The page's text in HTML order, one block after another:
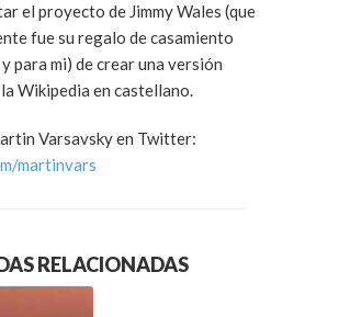
el proyecto de Jimmy Wales (que
fue su regalo de casamiento
para mi) de crear una versión
Wikipedia en castellano.
Varsavsky en Twitter:
martinvars
RELACIONADAS